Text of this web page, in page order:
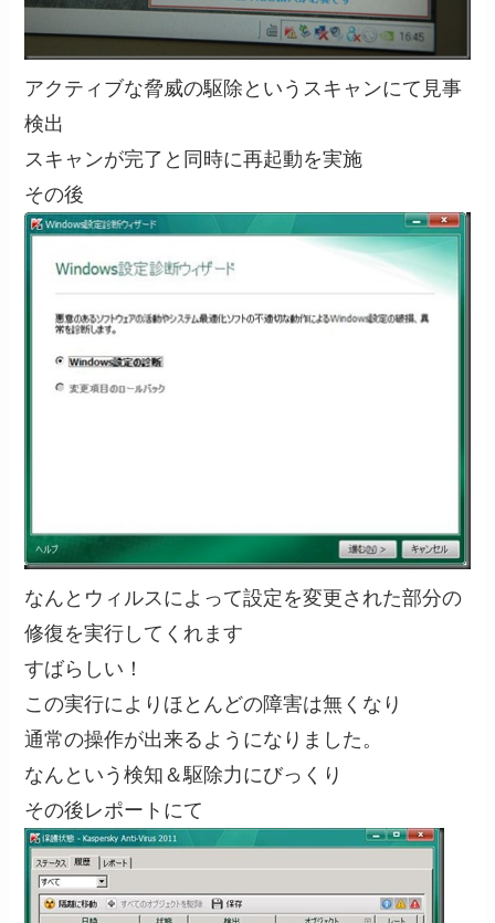
アクティブな脅威の駆除というスキャンにて見事
検出
スキャンが完了と同時に再起動を実施
その後
なんとウィルスによって設定を変更された部分の
修復を実行してくれます
すばらしい！
この実行によりほとんどの障害は無くなり
通常の操作が出来るようになりました。
なんという検知＆駆除力にびっくり
その後レポートにて